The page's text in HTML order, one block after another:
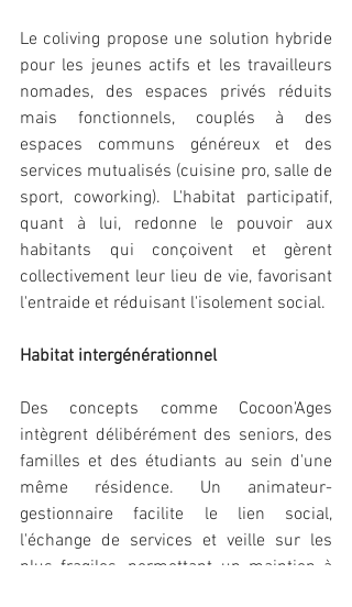
Le coliving propose une solution hybride
pour les jeunes actifs et les travailleurs
nomades, des espaces privés réduits
mais fonctionnels, couplés à des
espaces communs généreux et des
services mutualisés (cuisine pro, salle de
sport, coworking). L'habitat participatif,
quant à lui, redonne le pouvoir aux
habitants qui conçoivent et gèrent
collectivement leur lieu de vie, favorisant
l'entraide et réduisant l'isolement social.
Habitat intergénérationnel
Des concepts comme Cocoon'Ages
intègrent délibérément des seniors, des
familles et des étudiants au sein d'une
même résidence. Un animateur-
gestionnaire facilite le lien social,
l'échange de services et veille sur les
plus fragiles, permettant un maintien à